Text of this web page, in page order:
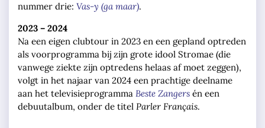
nummer drie: Vas-y (ga maar).
2023 – 2024
Na een eigen clubtour in 2023 en een gepland optreden
als voorprogramma bij zijn grote idool Stromae (die
vanwege ziekte zijn optredens helaas af moet zeggen),
volgt in het najaar van 2024 een prachtige deelname
aan het televisieprogramma Beste Zangers én een
debuutalbum, onder de titel Parler Français.